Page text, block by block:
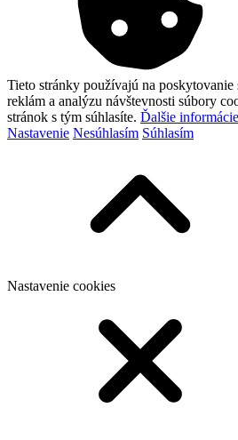
Tieto stránky používajú na poskytovanie
reklám a analýzu návštevnosti súbory
stránok s tým súhlasíte. Ďalšie informácie
Nastavenie Nesúhlasím Súhlasím
Nastavenie cookies